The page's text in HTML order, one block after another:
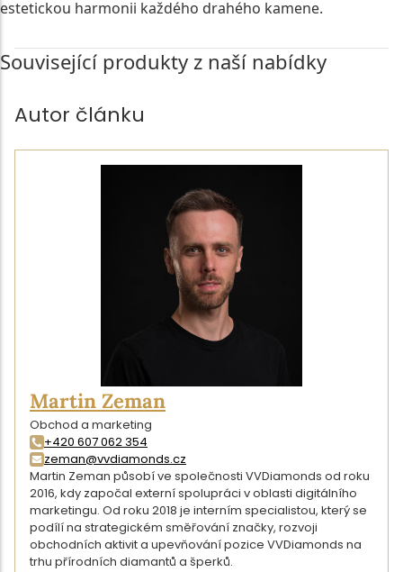
estetickou harmonii každého drahého kamene.
Související produkty z naší nabídky
Autor článku
Martin Zeman
Obchod a marketing
+420 607 062 354
zeman@vvdiamonds.cz
Martin Zeman působí ve společnosti VVDiamonds od roku
2016, kdy započal externí spolupráci v oblasti digitálního
marketingu. Od roku 2018 je interním specialistou, který se
podílí na strategickém směřování značky, rozvoji
obchodních aktivit a upevňování pozice VVDiamonds na
trhu přírodních diamantů a šperků.